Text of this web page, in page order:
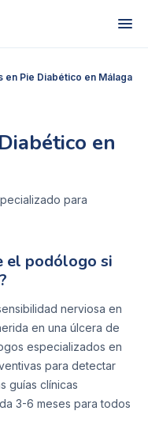
en Pie Diabético en Málaga
en
para
el podólogo si
nerviosa en
en una úlcera de
especializados en
para detectar
guías clínicas
3-6 meses para todos